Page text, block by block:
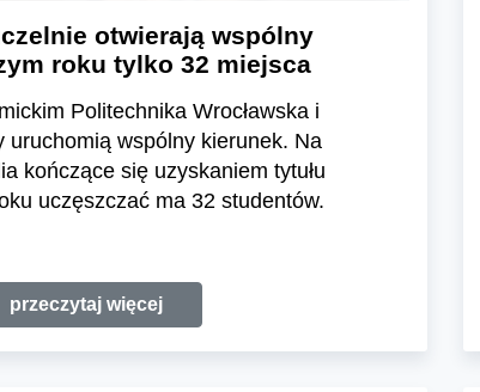
otwierają wspólny
roku tylko 32 miejsca
Politechnika Wrocławska i
uruchomią wspólny kierunek. Na
kończące się uzyskaniem tytułu
uczęszczać ma 32 studentów.
przeczytaj więcej